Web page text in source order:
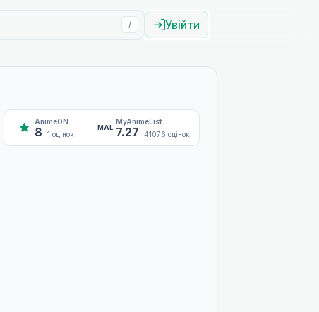
/ Увійти
AnimeON
8 1 оцінок
MAL
MyAnimeList
7.27 41076 оцінок